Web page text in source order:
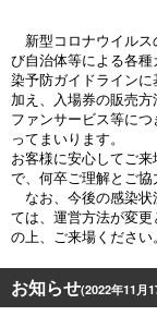
新型コロナウイルス
び自治体等による各
染予防ガイドライン
加え、入場券の販売
ファンサービス等に
ってまいります。
お客様に安心してご
で、何卒ご理解とご協
なお、今後の感染状
ては、運営方法が変
の上、ご来場ください。
お知らせ(2022年11月